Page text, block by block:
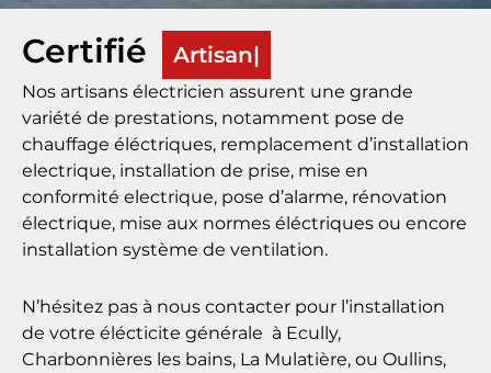
Certifié Artisan
Nos artisans électricien assurent une grande
variété de prestations, notamment pose de
chauffage éléctriques, remplacement d’installation
electrique, installation de prise, mise en
conformité electrique, pose d’alarme, rénovation
électrique, mise aux normes éléctriques ou encore
installation système de ventilation.
N’hésitez pas à nous contacter pour l’installation
de votre élécticite générale à Ecully,
Charbonnières les bains, La Mulatière, ou Oullins,